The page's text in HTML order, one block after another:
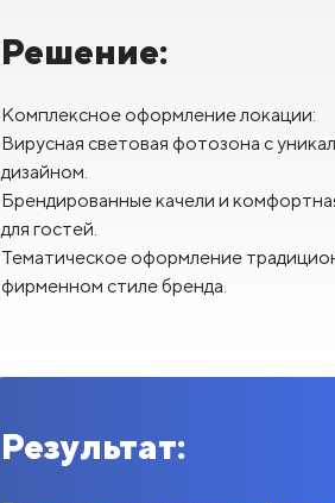
Решение:
Комплексное оформление локации:
Вирусная световая фотозона с
дизайном.
Брендированные качели и
для гостей.
Тематическое оформление
фирменном стиле бренда.
Результат: